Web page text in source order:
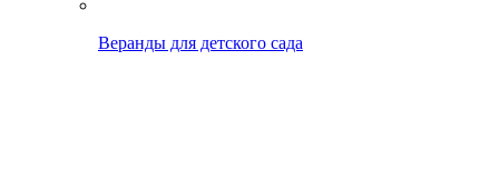
Веранды для детского сада